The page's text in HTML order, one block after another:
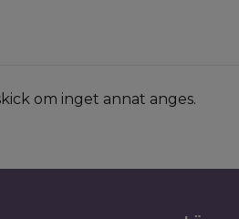
om inget annat anges.